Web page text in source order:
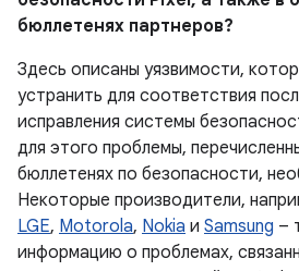
бюллетенях партнеров?
Здесь описаны уязвимости,
устранить для соответствия
исправления системы
для этого проблемы,
бюллетенях по безопасности,
Некоторые производители,
LGE, Motorola, Nokia и Samsung –
информацию о проблемах,